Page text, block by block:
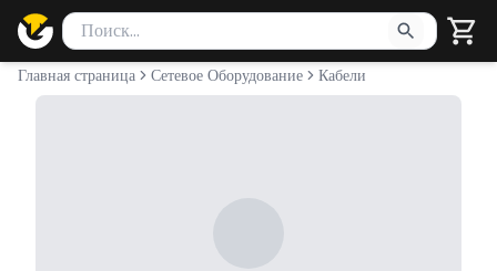
Поиск товаров
Введите минимум 2 символа для поиска. Нажмите Enter
Главная страница Сетевое Оборудование Кабели